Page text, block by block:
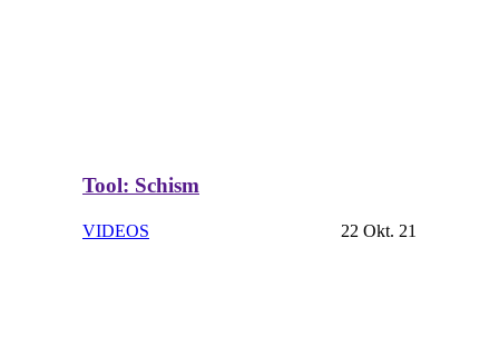
Tool: Schism
VIDEOS 22 Okt. 21